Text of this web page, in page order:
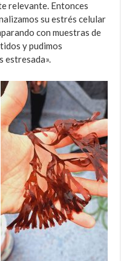
relevante. Entonces
su estrés celular
con muestras de
y pudimos
estresada».